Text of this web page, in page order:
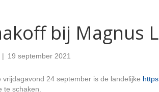
bij Magnus
| 19 september 2021
vrijdagavond 24 september is de landelijke
te schaken.